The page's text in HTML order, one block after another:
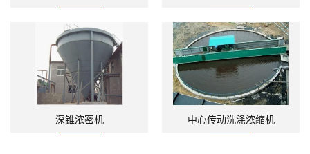
深锥浓密机 中心传动洗涤浓缩机